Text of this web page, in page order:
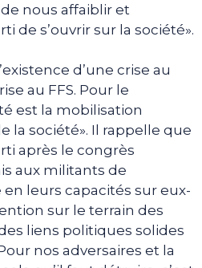
nous affaiblir et
de s’ouvrir sur la société».
d’une crise au
au FFS. Pour le
est la mobilisation
la société». Il rappelle que
après le congrès
aux militants de
leurs capacités sur eux-
sur le terrain des
liens politiques solides
nos adversaires et la